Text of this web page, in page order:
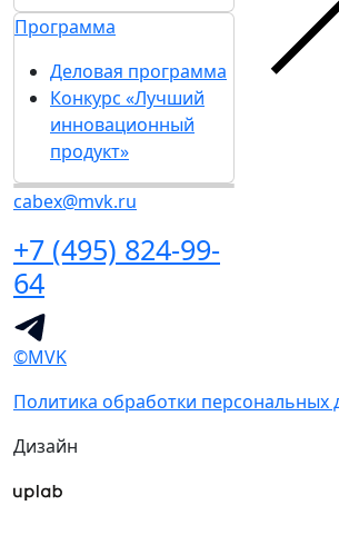
Программа
Деловая программа
Конкурс «Лучший
инновационный
продукт»
cabex@mvk.ru
+7 (495) 824-99-
64
©MVK
Политика обработки персональных
Дизайн